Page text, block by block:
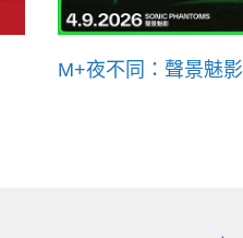
M+夜不同：聲景魅影